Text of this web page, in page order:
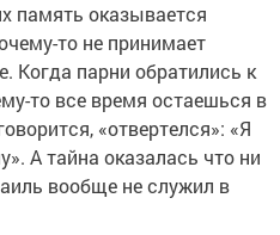
память оказывается
то не принимает
Когда парни обратились к
то все время остаешься в
«отвертелся»: «Я
А тайна оказалась что ни
вообще не служил в